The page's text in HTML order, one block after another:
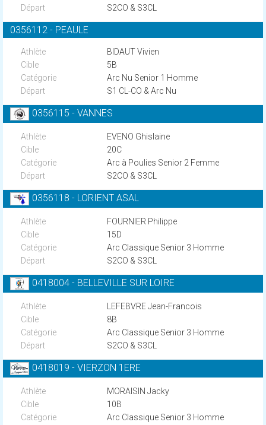
S2CO & S3CL
0356112 - PEAULE
BIDAUT Vivien
5B
Arc Nu Senior 1 Homme
S1 CL-CO & Arc Nu
0356115 - VANNES
EVENO Ghislaine
20C
Arc à Poulies Senior 2 Femme
S2CO & S3CL
0356118 - LORIENT ASAL
FOURNIER Philippe
15D
Arc Classique Senior 3 Homme
S2CO & S3CL
0418004 - BELLEVILLE SUR LOIRE
LEFEBVRE Jean-Francois
8B
Arc Classique Senior 3 Homme
S2CO & S3CL
0418019 - VIERZON 1ERE
MORAISIN Jacky
10B
Arc Classique Senior 3 Homme